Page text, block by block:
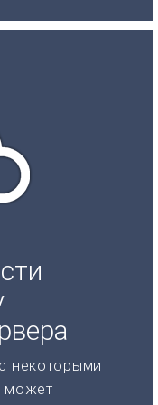
некоторыми
может